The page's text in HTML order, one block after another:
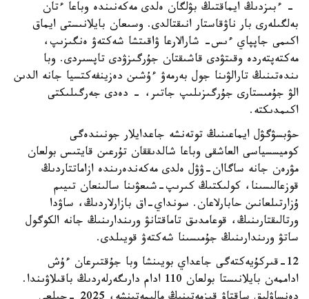
- ءبىزدىڭ ايماقتىڭ بۋلگان ەلدى مەكەنىندە وباعا ءتان
بەلگىلەرى بار ناۋقاستار انىقتالدى. وسىعان بايلانىستى ايماق
اكىمى جاپپاي ءىس- شارالارعا ۋاقىتشا شەكتەۋ ەنگىزىپ،
مەكتەپتەردە وقىتۋدى قاشىقتان جۇرگىزۋدى تاپسىردى. وبا
ىندەتىنىڭ تارالۋىنا جول بەرمەۋ ءۇشىن دەزينفەكتسيا جانە الدىن
الۋ جۇمىستارى جۇرگىزىلىپ جاتىر، - دەدى جەرگىلىكتى
اكىمدىكتە.
حۋبسۋگۋل ايماعىنىڭ توتەنشە جاعدايلار جونىندەگى
كوميسسياسى العاشقى وباعا شالدىققان تۇرعىن قايتىس بولعان
مۋرەن جانە ساگاان-ۋۋل ەلدى مەكەندەرىندە ازاماتتاردىڭ
قوزعالىسىنا، كولىكتىڭ كىرىپ-شىعۋىنا سالىنعان تىيىم
ۇزارتىلعانىن حابارلاعان. سونداي-اق بازارلاردىڭ، ساۋدا
ورتالىقتارىنىڭ، قوعامدىق تاماقتانۋ ورىندارىنىڭ جانە الكوگول
ساتۋ ورىندارىنىڭ جۇمىسىنا شەكتەۋ قويىلدى.
12-قىركۇيەكتەگى جاعداي بويىنشا وبا جۇقتىرعان ءۇش
اداممەن بايلانىستا بولعان 110 ادام دارىگەرلەردىڭ باقىلاۋىندا.